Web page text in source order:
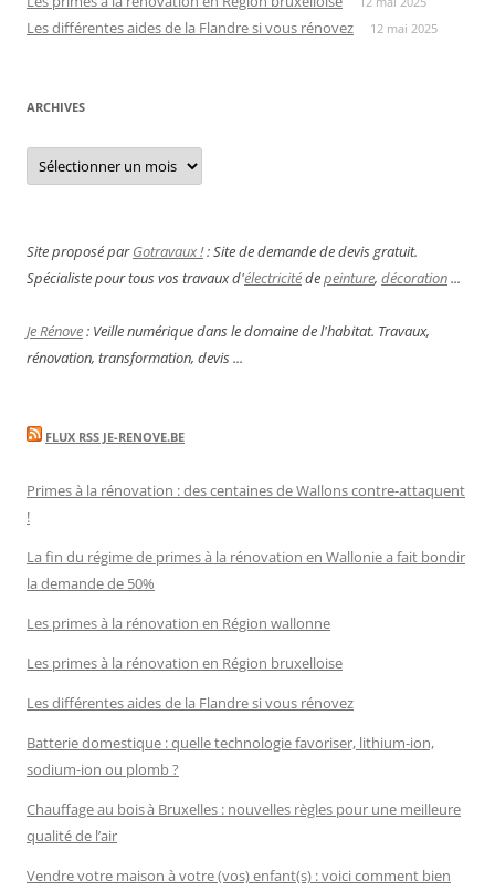
Les différentes aides de la Flandre si vous rénovez 12 mai 2025
ARCHIVES
Archives
Site proposé parGotravaux !: Site de demande de devis gratuit.
Spécialiste pour tous vos travaux d'électricitédepeinture, décoration...
Je Rénove: Veille numérique dans le domaine de l'habitat. Travaux,
rénovation, transformation, devis ...
FLUX RSS JE-RENOVE.BE
Primes à la rénovation : des centaines de Wallons contre-attaquent
!
La fin du régime de primes à la rénovation en Wallonie a fait bondir
la demande de 50%
Les primes à la rénovation en Région wallonne
Les primes à la rénovation en Région bruxelloise
Les différentes aides de la Flandre si vous rénovez
Batterie domestique : quelle technologie favoriser, lithium-ion,
sodium-ion ou plomb ?
Chauffage au bois à Bruxelles : nouvelles règles pour une meilleure
qualité de l’air
Vendre votre maison à votre (vos) enfant(s) : voici comment bien